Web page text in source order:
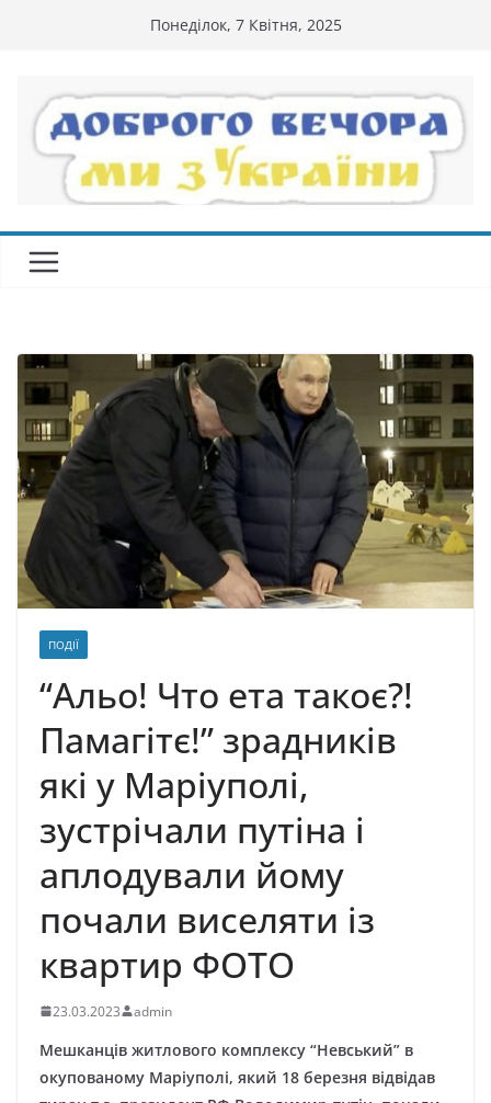
Понеділок, 7 Квітня, 2025
ПОДІЇ
“Альо! Что ета такоє?!
Памагітє!” зрадників
які у Маріуполі,
зустрічали путіна і
аплодували йому
почали виселяти із
квартир ФОТО
23.03.2023 admin
Мешканців житлового комплексу “Невський” в
окупованому Маріуполі, який 18 березня відвідав